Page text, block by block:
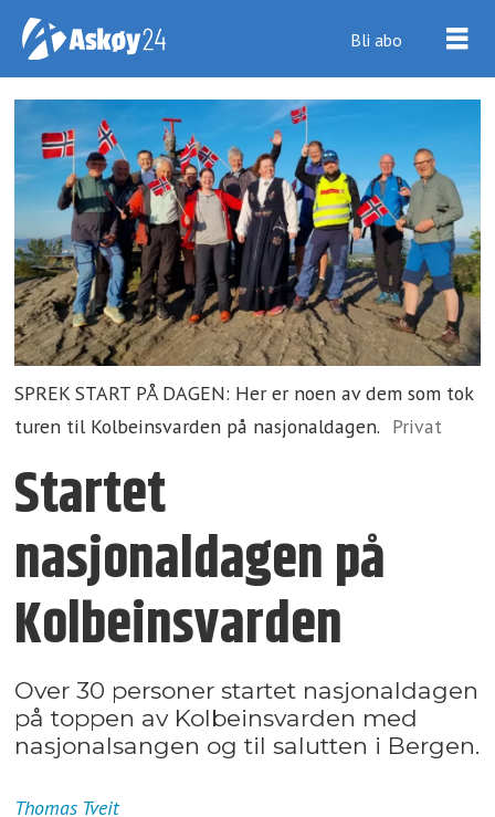
Bli abo
SPREK START PÅ DAGEN: Her er noen av dem som tok
turen til Kolbeinsvarden på nasjonaldagen. Privat
Startet
nasjonaldagen på
Kolbeinsvarden
Over 30 personer startet nasjonaldagen
på toppen av Kolbeinsvarden med
nasjonalsangen og til salutten i Bergen.
Thomas Tveit